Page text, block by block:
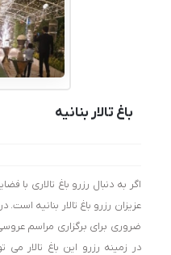
باغ تالار بنانیه
اگر به دنبال رزرو باغ تالاری با
عزیزان رزرو باغ تالار بنانیه است.
ضروری برای برگزاری مراسم
در زمینه رزرو این باغ تالار